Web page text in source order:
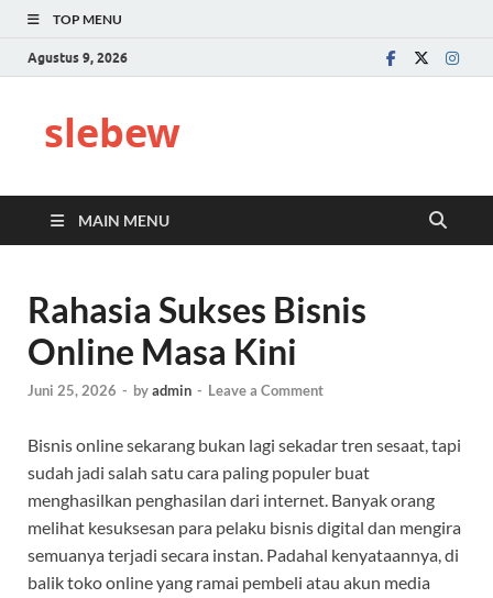
TOP MENU
Agustus 9, 2026
slebew
MAIN MENU
Rahasia Sukses Bisnis
Online Masa Kini
Juni 25, 2026 - byadmin - Leave a Comment
Bisnis online sekarang bukan lagi sekadar tren sesaat, tapi
sudah jadi salah satu cara paling populer buat
menghasilkan penghasilan dari internet. Banyak orang
melihat kesuksesan para pelaku bisnis digital dan mengira
semuanya terjadi secara instan. Padahal kenyataannya, di
balik toko online yang ramai pembeli atau akun media